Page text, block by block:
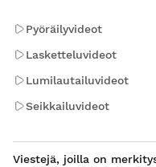
Pyöräilyvideot
Lasketteluvideot
Lumilautailuvideot
Seikkailuvideot
Viestejä, joilla on